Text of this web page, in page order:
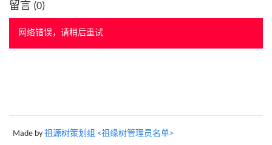
留言 (0)
网络错误，请稍后重试
Made by 祖源树策划组 <祖缘树管理员名单>